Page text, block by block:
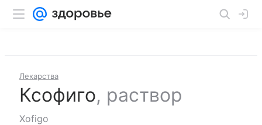
Лекарства
Ксофиго, раствор
Xofigo